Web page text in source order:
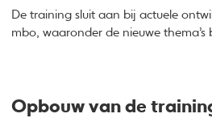
De training sluit aan bij actuele
mbo, waaronder de nieuwe thema’s
Opbouw van de